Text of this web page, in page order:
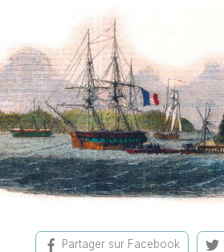
Partager sur Facebook